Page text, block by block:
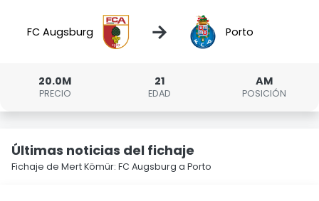
FC Augsburg → Porto
20.0M
PRECIO
21
EDAD
AM
POSICIÓN
Últimas noticias del fichaje
Fichaje de Mert Kömür: FC Augsburg a Porto